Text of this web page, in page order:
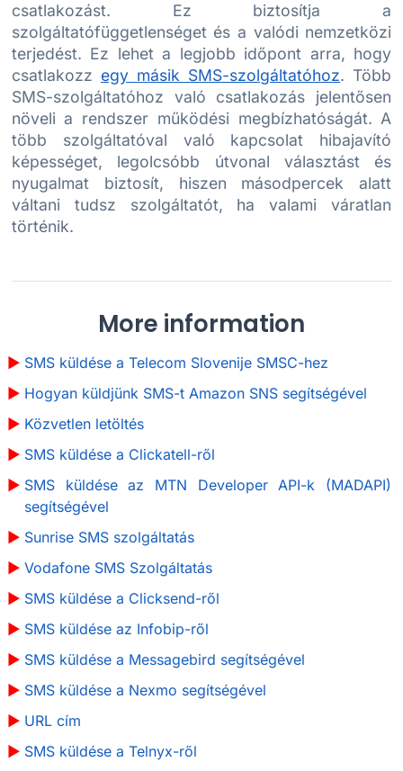
csatlakozást. Ez biztosítja a
szolgáltatófüggetlenséget és a valódi nemzetközi
terjedést. Ez lehet a legjobb időpont arra, hogy
csatlakozz egy másik SMS-szolgáltatóhoz. Több
SMS-szolgáltatóhoz való csatlakozás jelentősen
növeli a rendszer működési megbízhatóságát. A
több szolgáltatóval való kapcsolat hibajavító
képességet, legolcsóbb útvonal választást és
nyugalmat biztosít, hiszen másodpercek alatt
váltani tudsz szolgáltatót, ha valami váratlan
történik.
More information
SMS küldése a Telecom Slovenije SMSC-hez
Hogyan küldjünk SMS-t Amazon SNS segítségével
Közvetlen letöltés
SMS küldése a Clickatell-ről
SMS küldése az MTN Developer API-k (MADAPI)
segítségével
Sunrise SMS szolgáltatás
Vodafone SMS Szolgáltatás
SMS küldése a Clicksend-ről
SMS küldése az Infobip-ről
SMS küldése a Messagebird segítségével
SMS küldése a Nexmo segítségével
URL cím
SMS küldése a Telnyx-ről